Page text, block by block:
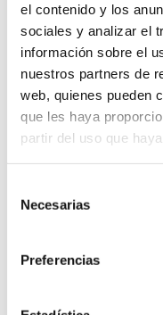
el contenido y los
sociales y analizar el
información sobre el
nuestros partners de
web, quienes pueden
que les haya
partir del uso que
Necesarias
Preferencias